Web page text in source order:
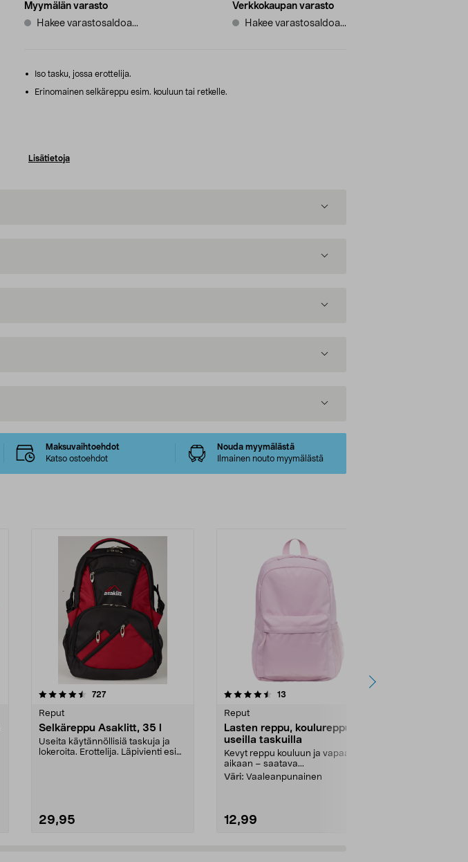
Myymälän varasto
Hakee varastosaldoa...
Verkkokaupan varasto
Hakee varastosaldoa...
Iso tasku, jossa erottelija.
Erinomainen selkäreppu esim. kouluun tai retkelle.
Lisätietoja
Maksuvaihtoehdot
Katso ostoehdot
Nouda myymälästä
Ilmainen nouto myymälästä
727arvostelut
Reput
Selkäreppu Asaklitt, 35 l
Useita käytännöllisiä taskuja ja
lokeroita. Erottelija. Läpivienti esim.
29,95
4.5 viidestä
13
Reput
Lasten reppu, koulureppu
useilla taskuilla
Kevyt reppu kouluun ja vapaa-
aikaan – saatava...
Väri: Vaaleanpunainen
12,99
5.0 viidestä